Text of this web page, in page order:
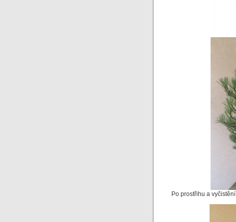
Po prostřihu a vyčistění